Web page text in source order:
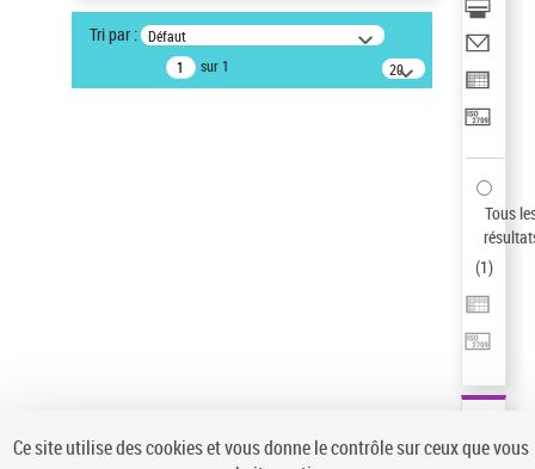
Type de notice d'autorité
Tri par : Défaut
sur 1
20
résultats/page
Tous
(1)
Ce site utilise des cookies et vous donne le contrôle sur ceux que vous